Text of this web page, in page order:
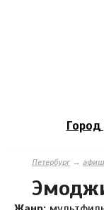
Город
Петербург→